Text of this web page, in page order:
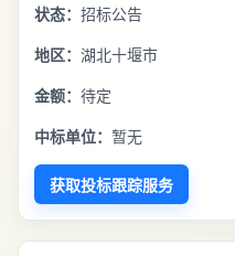
状态： 招标公告
地区： 湖北十堰市
金额： 待定
中标单位： 暂无
获取投标跟踪服务